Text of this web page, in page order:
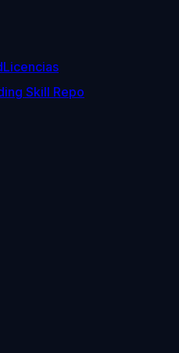
Licencias
Skill Repo